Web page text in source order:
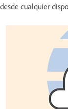
desde cualquier